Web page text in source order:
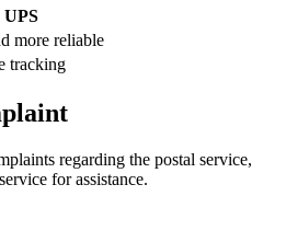
UPS
more reliable
tracking
regarding the postal service,
for assistance.